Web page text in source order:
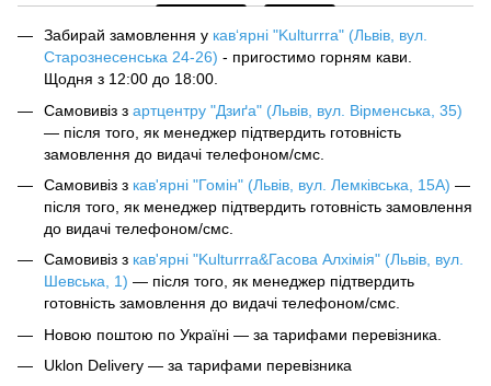
Забирай замовлення у кав‘ярні "Kulturrra" (Львів, вул.
Старознесенська 24-26) - пригостимо горням кави.
Щодня з 12:00 до 18:00.
Самовивіз з артцентру "Дзиґа" (Львів, вул. Вірменська, 35)
— після того, як менеджер підтвердить готовність
замовлення до видачі телефоном/смс.
Самовивіз з кав'ярні "Гомін" (Львів, вул. Лемківська, 15А) —
після того, як менеджер підтвердить готовність замовлення
до видачі телефоном/смс.
Самовивіз з кав'ярні "Kulturrra&Гасова Алхімія" (Львів, вул.
Шевська, 1) — після того, як менеджер підтвердить
готовність замовлення до видачі телефоном/смс.
Новою поштою по Україні — за тарифами перевізника.
Uklon Delivery — за тарифами перевізника